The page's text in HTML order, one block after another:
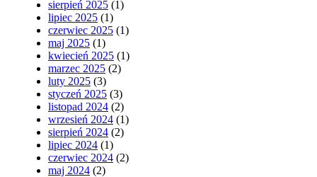
sierpień 2025 (1)
lipiec 2025 (1)
czerwiec 2025 (1)
maj 2025 (1)
kwiecień 2025 (1)
marzec 2025 (2)
luty 2025 (3)
styczeń 2025 (3)
listopad 2024 (2)
wrzesień 2024 (1)
sierpień 2024 (2)
lipiec 2024 (1)
czerwiec 2024 (2)
maj 2024 (2)